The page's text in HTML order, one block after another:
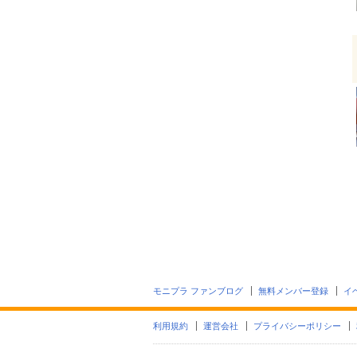
モニプラ ファンブログ 無料メンバー登録 イ
利用規約 運営会社 プライバシーポリシー